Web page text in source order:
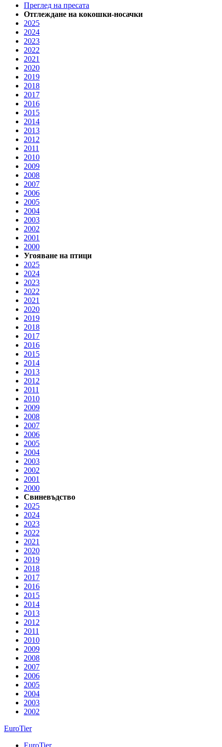
Преглед на пресата
Отглеждане на кокошки-носачки
2025
2024
2023
2022
2021
2020
2019
2018
2017
2016
2015
2014
2013
2012
2011
2010
2009
2008
2007
2006
2005
2004
2003
2002
2001
2000
Угояване на птици
2025
2024
2023
2022
2021
2020
2019
2018
2017
2016
2015
2014
2013
2012
2011
2010
2009
2008
2007
2006
2005
2004
2003
2002
2001
2000
Свиневъдство
2025
2024
2023
2022
2021
2020
2019
2018
2017
2016
2015
2014
2013
2012
2011
2010
2009
2008
2007
2006
2005
2004
2003
2002
EuroTier
EuroTier